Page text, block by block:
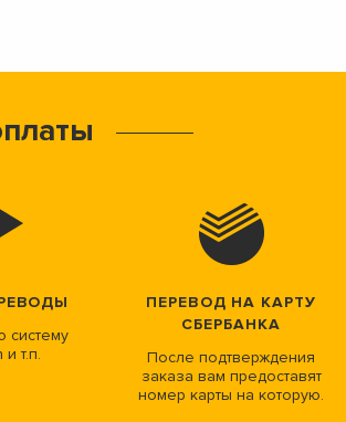
систему
т.п.
ПЕРЕВОД НА КАРТУ
СБЕРБАНКА
После подтверждения
заказа вам предоставят
номер карты на которую.